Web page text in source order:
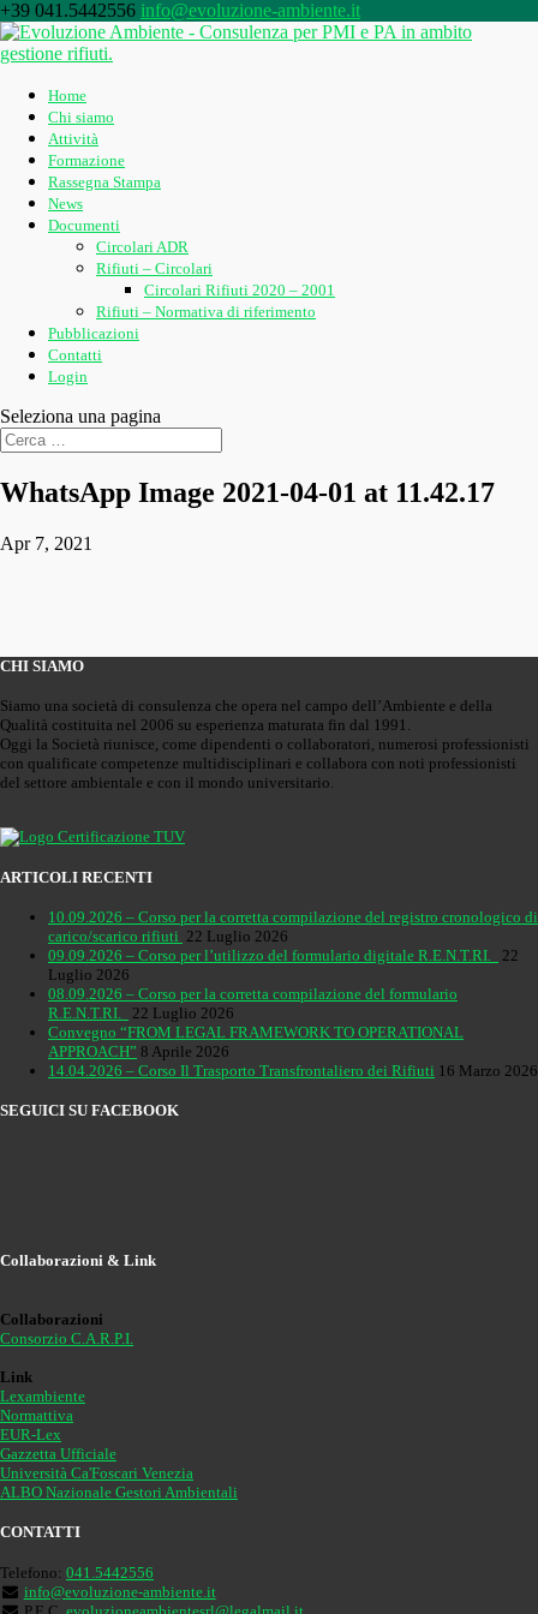
+39 041.5442556 info@evoluzione-ambiente.it
Home
Chi siamo
Attività
Formazione
Rassegna Stampa
News
Documenti
Circolari ADR
Rifiuti – Circolari
Circolari Rifiuti 2020 – 2001
Rifiuti – Normativa di riferimento
Pubblicazioni
Contatti
Login
Seleziona una pagina
WhatsApp Image 2021-04-01 at 11.42.17
Apr 7, 2021
CHI SIAMO
Siamo una società di consulenza che opera nel campo dell’Ambiente e della
Qualità costituita nel 2006 su esperienza maturata fin dal 1991.
Oggi la Società riunisce, come dipendenti o collaboratori, numerosi professionisti
con qualificate competenze multidisciplinari e collabora con noti professionisti
del settore ambientale e con il mondo universitario.
ARTICOLI RECENTI
10.09.2026 – Corso per la corretta compilazione del registro cronologico di
carico/scarico rifiuti 22 Luglio 2026
09.09.2026 – Corso per l’utilizzo del formulario digitale R.E.N.T.RI.
22
Luglio 2026
08.09.2026 – Corso per la corretta compilazione del formulario
R.E.N.T.RI.
22 Luglio 2026
Convegno “FROM LEGAL FRAMEWORK TO OPERATIONAL
APPROACH” 8 Aprile 2026
14.04.2026 – Corso Il Trasporto Transfrontaliero dei Rifiuti 16 Marzo 2026
SEGUICI SU FACEBOOK
Collaborazioni & Link
Collaborazioni
Consorzio C.A.R.P.I.
Link
Lexambiente
Normattiva
EUR-Lex
Gazzetta Ufficiale
Università Ca'Foscari Venezia
ALBO Nazionale Gestori Ambientali
CONTATTI
Telefono: 041.5442556
info@evoluzione-ambiente.it